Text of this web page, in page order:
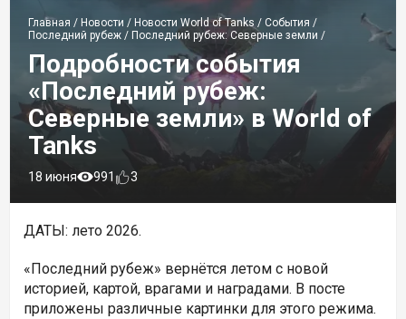
Главная / Новости / Новости World of Tanks / События /
Последний рубеж / Последний рубеж: Северные земли /
Подробности события
«Последний рубеж:
Северные земли» в World of
Tanks
18 июня 991 3
ДАТЫ: лето 2026.
«Последний рубеж» вернётся летом с новой
историей, картой, врагами и наградами. В посте
приложены различные картинки для этого режима.